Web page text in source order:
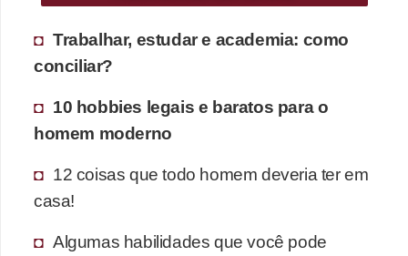
Trabalhar, estudar e academia: como
conciliar?
10 hobbies legais e baratos para o
homem moderno
12 coisas que todo homem deveria ter em
casa!
Algumas habilidades que você pode